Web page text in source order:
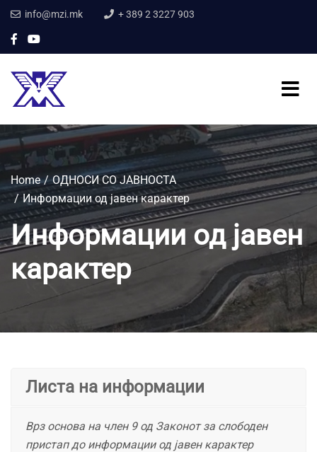
info@mzi.mk + 389 2 3227 903
Home
ОДНОСИ СО ЈАВНОСТА
Информации од јавен карактер
Информации од јавен
карактер
Листа на информации
Врз основа на член 9 од Законот за слободен
пристап до информации од јавен карактер